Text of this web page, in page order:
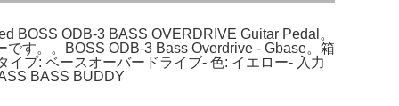
BOSS ODB-3 BASS OVERDRIVE Guitar Pedal。
す。。BOSS ODB-3 Bass Overdrive - Gbase。箱
プ: ベースオーバードライブ- 色: イエロー- 入力
BASS BUDDY